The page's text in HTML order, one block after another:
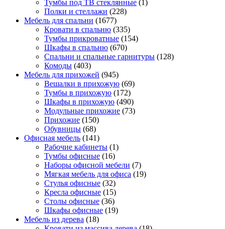
Тумбы под ТВ стеклянные (1)
Полки и стеллажи (228)
Мебель для спальни (1677)
Кровати в спальню (335)
Тумбы прикроватные (154)
Шкафы в спальню (670)
Спальни и спальные гарнитуры (128)
Комоды (403)
Мебель для прихожей (945)
Вешалки в прихожую (69)
Тумбы в прихожую (172)
Шкафы в прихожую (490)
Модульные прихожие (73)
Прихожие (150)
Обувницы (68)
Офисная мебель (141)
Рабочие кабинеты (1)
Тумбы офисные (16)
Наборы офисной мебели (7)
Мягкая мебель для офиса (19)
Стулья офисные (32)
Кресла офисные (15)
Столы офисные (36)
Шкафы офисные (19)
Мебель из дерева (18)